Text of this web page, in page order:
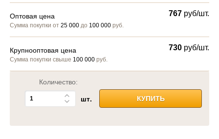
Оптовая цена
Сумма покупки от 25 000 до 100 000 руб.
767 руб/шт.
Крупнооптовая цена
Сумма покупки свыше 100 000 руб.
730 руб/шт.
Количество:
шт. КУПИТЬ